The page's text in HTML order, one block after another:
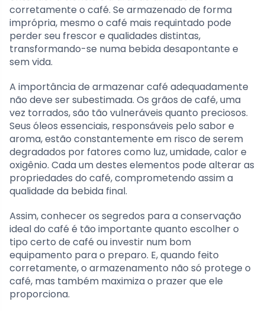
corretamente o café. Se armazenado de forma
imprópria, mesmo o café mais requintado pode
perder seu frescor e qualidades distintas,
transformando-se numa bebida desapontante e
sem vida.
A importância de armazenar café adequadamente
não deve ser subestimada. Os grãos de café, uma
vez torrados, são tão vulneráveis quanto preciosos.
Seus óleos essenciais, responsáveis pelo sabor e
aroma, estão constantemente em risco de serem
degradados por fatores como luz, umidade, calor e
oxigênio. Cada um destes elementos pode alterar as
propriedades do café, comprometendo assim a
qualidade da bebida final.
Assim, conhecer os segredos para a conservação
ideal do café é tão importante quanto escolher o
tipo certo de café ou investir num bom
equipamento para o preparo. E, quando feito
corretamente, o armazenamento não só protege o
café, mas também maximiza o prazer que ele
proporciona.